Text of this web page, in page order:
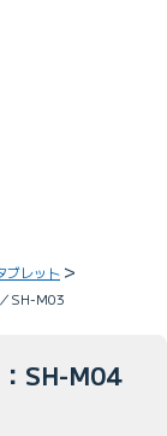
ブレット
SH-M03
SH-M04